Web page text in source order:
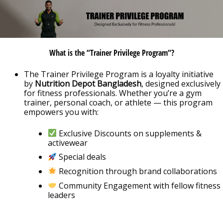
What is the “Trainer Privilege Program“?
The Trainer Privilege Program is a loyalty initiative
by Nutrition Depot Bangladesh, designed exclusively
for fitness professionals. Whether you’re a gym
trainer, personal coach, or athlete — this program
empowers you with:
Exclusive Discounts on supplements &
activewear
Special deals
Recognition through brand collaborations
Community Engagement with fellow fitness
leaders